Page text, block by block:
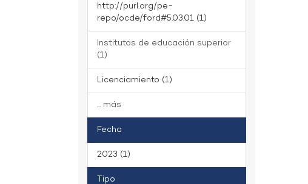
http://purl.org/pe-
repo/ocde/ford#5.03.01 (1)
Institutos de educación superior
(1)
Licenciamiento (1)
... más
Fecha
2023 (1)
Tipo